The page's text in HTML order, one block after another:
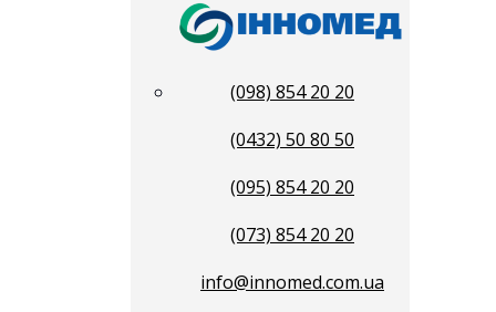
(098) 854 20 20
(0432) 50 80 50
(095) 854 20 20
(073) 854 20 20
info@innomed.com.ua